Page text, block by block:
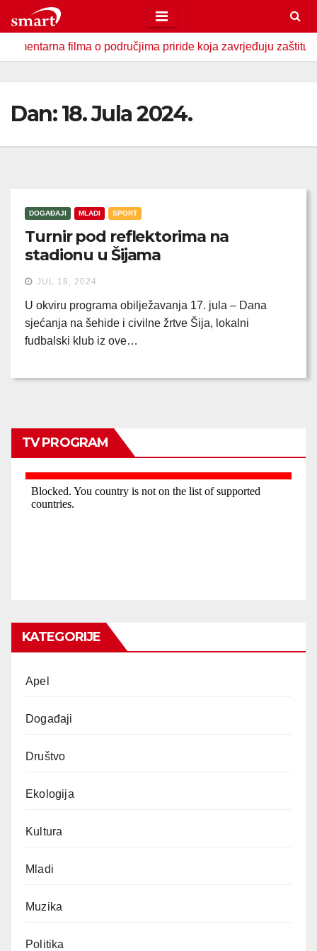
to
content filma o područjima priride koja zavrjeđuju zaštitu države
Dan:18. Jula 2024.
DOGAĐAJI MLADI SPORT
Turnir pod reflektorima na
stadionu u Šijama
JUL 18, 2024
U okviru programa obilježavanja 17. jula – Dana
sjećanja na šehide i civilne žrtve Šija, lokalni
fudbalski klub iz ove…
TV PROGRAM
KATEGORIJE
Apel
Događaji
Društvo
Ekologija
Kultura
Mladi
Muzika
Politika